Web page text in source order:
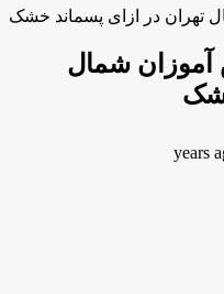
تهران در ازای پسماند خشک
آموزان شمال